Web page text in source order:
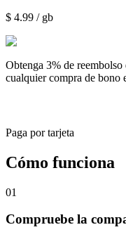
$ 4.99 / gb
Obtenga 3% de reembolso
cualquier compra de bono
Paga por tarjeta
Cómo funciona
01
Compruebe la